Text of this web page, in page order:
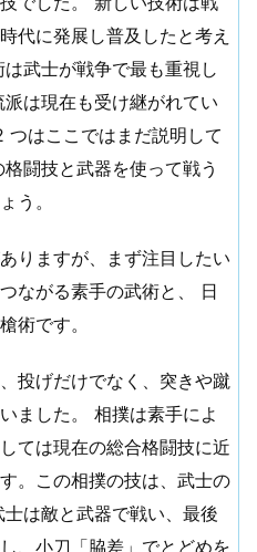
代に発展し普及したと考え
武士が戦争で最も重視し
は現在も受け継がれてい
つはここではまだ説明して
闘技と武器を使って戦う
う。
りますが、まず注目したい
ながる素手の武術と、 日
術です。
投げだけでなく、突きや蹴
ました。 相撲は素手によ
ては現在の総合格闘技に近
。この相撲の技は、武士の
は敵と武器で戦い、最後
、小刀「脇差」でとどめを